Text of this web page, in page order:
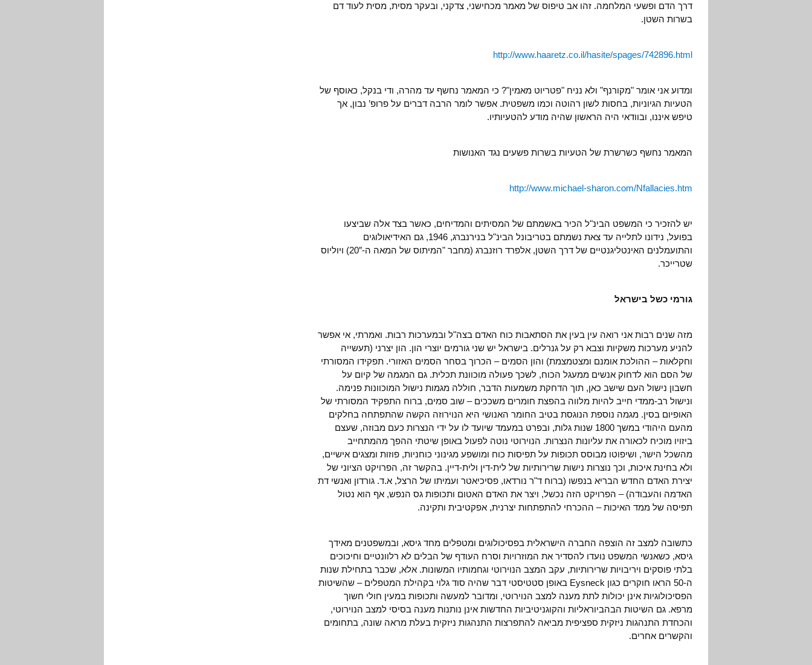
דרך הדם ופשעי המלחמה. זהו אב טיפוס של מאמר מכחישני, צדקני, ובעקר מסית, מסית לעוד דם
בשרות השטן.
http://www.haaretz.co.il/hasite/spages/742896.html
ומדוע אני אומר "מקורנף" ולא נניח "פטריוט מאמין"? כי המאמר נחשף עד מהרה, ודי בנקל, כאוסף של
הטעיות הגיוניות, בחסות לשון רהוטה וכמו משפטית. אפשר לומר הרבה דברים על פרופ’ נבון, אך
טיפש איננו, ובוודאי היה הראשון שהיה מודע להטעיותיו.
המאמר נחשף כשרשרת של הטעיות בשרות פשעים נגד האנושות
http://www.michael-sharon.com/Nfallacies.htm
יש להזכיר כי המשפט הבינ"ל הכיר באשמתם של המסיתים והמדיחים, כאשר בצד אלה שביצעו
בפועל, נידונו לתלייה עד צאת נשמתם בטריבונל הבינ"ל בנירנברג, 1946, גם האידיאולוגים
והתועמלנים האינטליגנטיים של דרך השטן, אלפרד רוזנברג (מחבר "המיתוס של המאה ה-20″) ויוליוס
שטרייכר.
גורמי כשל בישראל
מזה שנים רבות אני רואה עין בעין את הסתאבות כוח האדם בצה"ל ובמערכות רבות. ואמרתי, אי אפשר
להניע מערכות משקיות וצבא רק על גנרלים. בישראל יש שני גורמים יוצרי הון. הון יצרני (תעשייה
וחקלאות – ההולכת אומנם ומצטמצמת) והון הסמים – הכרוך בסחר הסמים האזורי. תפקידו המסורתי
של הסם הוא לדחוק אנשים ממעגל הכוח, לשכך פעולה מוכוונת תכלית. גם המגמה של קיום על
חשבון נישול העם שישב כאן, תוך הדחקת משמעות הדבר, חוללה מגמות נישול המוכוונות פנימה.
ונישול רב-ממדי חייב להיות מלווה בהפצת חומרים משככים – שוב סמים, ברוח התפקיד המסורתי של
האופיום בסין. מגמה נוספת הנוגסת בטיב החומר האנושי היא הנוירוזה הקשה שהתפתחה בחלקים
מהעם היהודי במשך 1800 שנות גלות, ובפרט במעמד שיועד לו על ידי הנצרות כעם מבוזה, שעצם
ביזויו מוכיח לכאורה את עליונות הנצרות. הנוירוטי נוטה לפעול באופן שיטתי ההפך מהמתחייב
מהשכל הישר, ושיפוטו מבוסס תכופות על תפיסות כוח ומושפע מגינוני כוחניות, פוזות ומצגים אישיים,
ולא בחינת איכות, וכך נוצרות נישות שרירותיות של לית-דין ולית-דיין. בהקשר זה, הפרויקט הציוני של
יצירת האדם החדש הבריא בנפשו (ברוח ד"ר נורדאו, פסיכיאטר ועמיתו של הרצל, א.ד. גורדון ואנשי דת
האדמה והעבודה) – הפרויקט הזה נכשל, ויצר את האדם האטום ותכופות גס הנפש, אף הוא נטול
תפיסה של ממד האיכות – ההכרחי להתפתחות יצרנית, אפקטיבית ותקינה.
כתשובה למצב זה הוצפה החברה הישראלית בפסיכולוגים ומטפלים מחד גיסא, ובמשפטנים מאידך
גיסא, כשאנשי המשפט נועדו להסדיר את המוזרויות וסרח העודף של הבלים לא רלוונטיים וחיכוכים
בלתי פוסקים ויריבויות שרירותיות, עקב המצב הנוירוטי וגחמותיו המשונות. אלא, שכבר בתחילת שנות
ה-50 הראו חוקרים כגון Eysneck באופן סטטיסטי דבר שהיה סוד גלוי בקהילת המטפלים – שהשיטות
הפסיכולוגיות אינן יכולות לתת מענה למצב הנוירוטי, ומדובר למעשה ותכופות במעין חולי חשוך
מרפא. גם השיטות הבהביוראליות והקוגניטיביות החדשות אינן נותנות מענה בסיסי למצב הנוירוטי,
והכחדת התנהגות ניזקית ספציפית מביאה להתפרצות התנהגות ניזקית בעלת מראה שונה, בתחומים
והקשרים אחרים.